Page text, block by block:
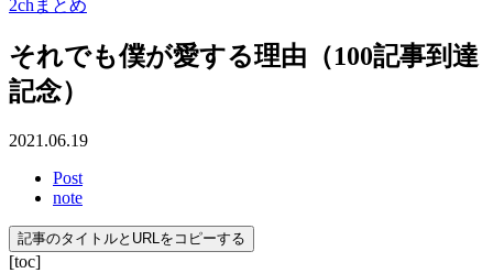
2chまとめ
それでも僕が愛する理由（100記事到達
記念）
2021.06.19
Post
note
記事のタイトルとURLをコピーする
[toc]